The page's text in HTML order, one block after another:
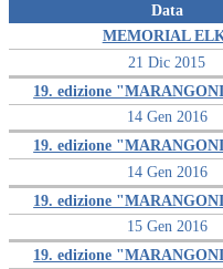
Data
21 Dic 2015
MEMORIAL
14 Gen 2016
19. edizione
14 Gen 2016
19. edizione
15 Gen 2016
19. edizione
19. edizione